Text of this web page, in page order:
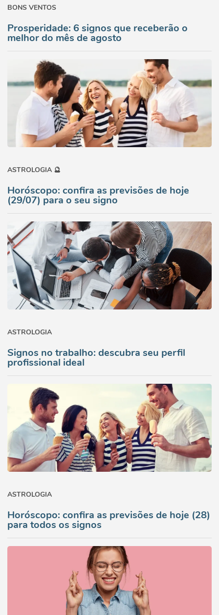
BONS VENTOS
Prosperidade: 6 signos que receberão o
melhor do mês de agosto
ASTROLOGIA 🔮
Horóscopo: confira as previsões de hoje
(29/07) para o seu signo
ASTROLOGIA
Signos no trabalho: descubra seu perfil
profissional ideal
ASTROLOGIA
Horóscopo: confira as previsões de hoje (28)
para todos os signos